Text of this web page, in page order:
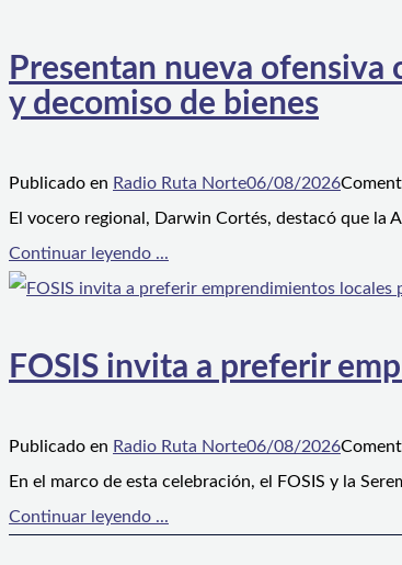
Presentan nueva
y decomiso de bienes
Publicado en Radio Ruta Norte06/08/2026
El vocero regional, Darwin Cortés, destacó que la
Continuar leyendo ...
FOSIS invita a preferir
Publicado en Radio Ruta Norte06/08/2026
En el marco de esta celebración, el FOSIS y la
Continuar leyendo ...